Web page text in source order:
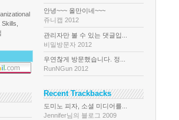
안녕~~~ 올만이네~~~
쥬니캡 2012
관리자만 볼 수 있는 댓글입...
비밀방문자 2012
우연찮게 방문했습니다. 정...
RunNGun 2012
Recent Trackbacks
도미노 피자, 소셜 미디어를...
Jennifer님의 블로그 2009